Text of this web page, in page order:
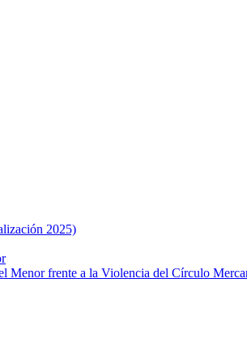
2025)
Menor frente a la Violencia del Círculo